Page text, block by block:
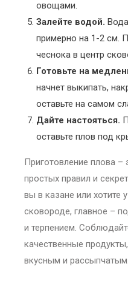
овощами.
Залейте водой.
примерно на 1-2 см.
чеснока в центр
Готовьте на
начнет выкипать,
оставьте на самом
Дайте настояться.
оставьте плов под
Приготовление плова –
простых правил и
вы в казане или хотите
сковороде, главное –
и терпением.
качественные
вкусным и рассыпчатым.